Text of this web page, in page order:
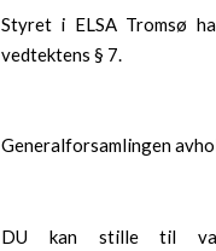
Styret i ELSA Tromsø
vedtektens § 7.
Generalforsamlingen
DU kan stille til valg